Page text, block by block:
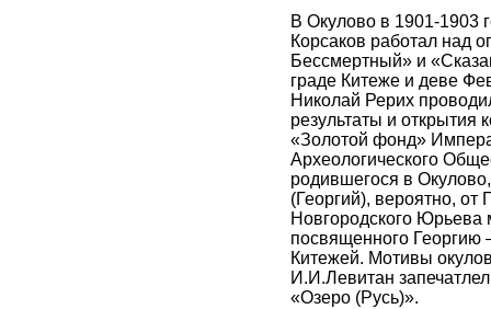
В Окулово в 1901-1903
Корсаков работал над
Бессмертный» и
граде Китеже и деве
Николай Рерих
результаты и открытия
«Золотой фонд»
Археологического
родившегося в
(Георгий), вероятно, от
Новгородского Юрьева
посвященного Георгию
Китежей. Мотивы
И.И.Левитан
«Озеро (Русь)».